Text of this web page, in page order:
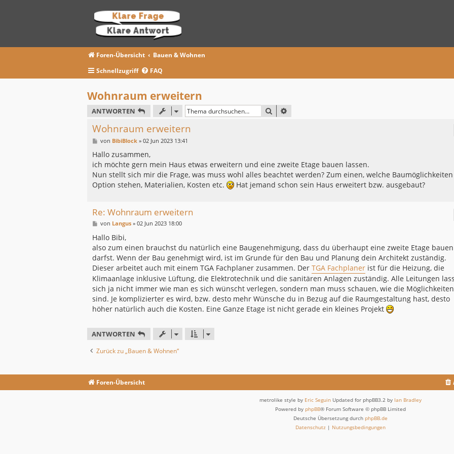
Foren-Übersicht
Bauen & Wohnen
Schnellzugriff
FAQ
Wohnraum erweitern
ANTWORTEN SUCHE
Wohnraum erweitern
B
i
r
a
g
von BibiBlock» 02 Jun 2023 13:41
Hallo zusammen,
ich möchte gern mein Haus etwas erweitern und eine zweite Etage bauen lassen.
Nun stellt sich mir die Frage, was muss wohl alles beachtet werden? Zum einen, welche
Option stehen, Materialien, Kosten etc.
Hat jemand schon sein Haus erweitert bzw. ausgebaut?
Re: Wohnraum erweitern
B
i
t
r
a
g
von Langus» 02 Jun 2023 18:00
Hallo Bibi,
also zum einen brauchst du natürlich eine Baugenehmigung, dass du überhaupt eine zweite Etage bauen
darfst. Wenn der Bau genehmigt wird, ist im Grunde für den Bau und Planung dein Architekt zuständig.
Dieser arbeitet auch mit einem TGA Fachplaner zusammen. Der TGA Fachplaner ist für die Heizung, die
Klimaanlage inklusive Lüftung, die Elektrotechnik und die sanitären Anlagen zuständig. Alle Leitungen
sich ja nicht immer wie man es sich wünscht verlegen, sondern man muss schauen, wie die Möglichkeiten
sind. Je komplizierter es wird, bzw. desto mehr Wünsche du in Bezug auf die Raumgestaltung hast, desto
höher natürlich auch die Kosten. Eine Ganze Etage ist nicht gerade ein kleines Projekt
ANTWORTEN
Zurück zu „Bauen & Wohnen“
Foren-Übersicht
metrolike style by Eric Seguin Updated for phpBB3.2 by Ian Bradley
Powered by phpBB® Forum Software © phpBB Limited
Deutsche Übersetzung durch phpBB.de
Datenschutz | Nutzungsbedingungen